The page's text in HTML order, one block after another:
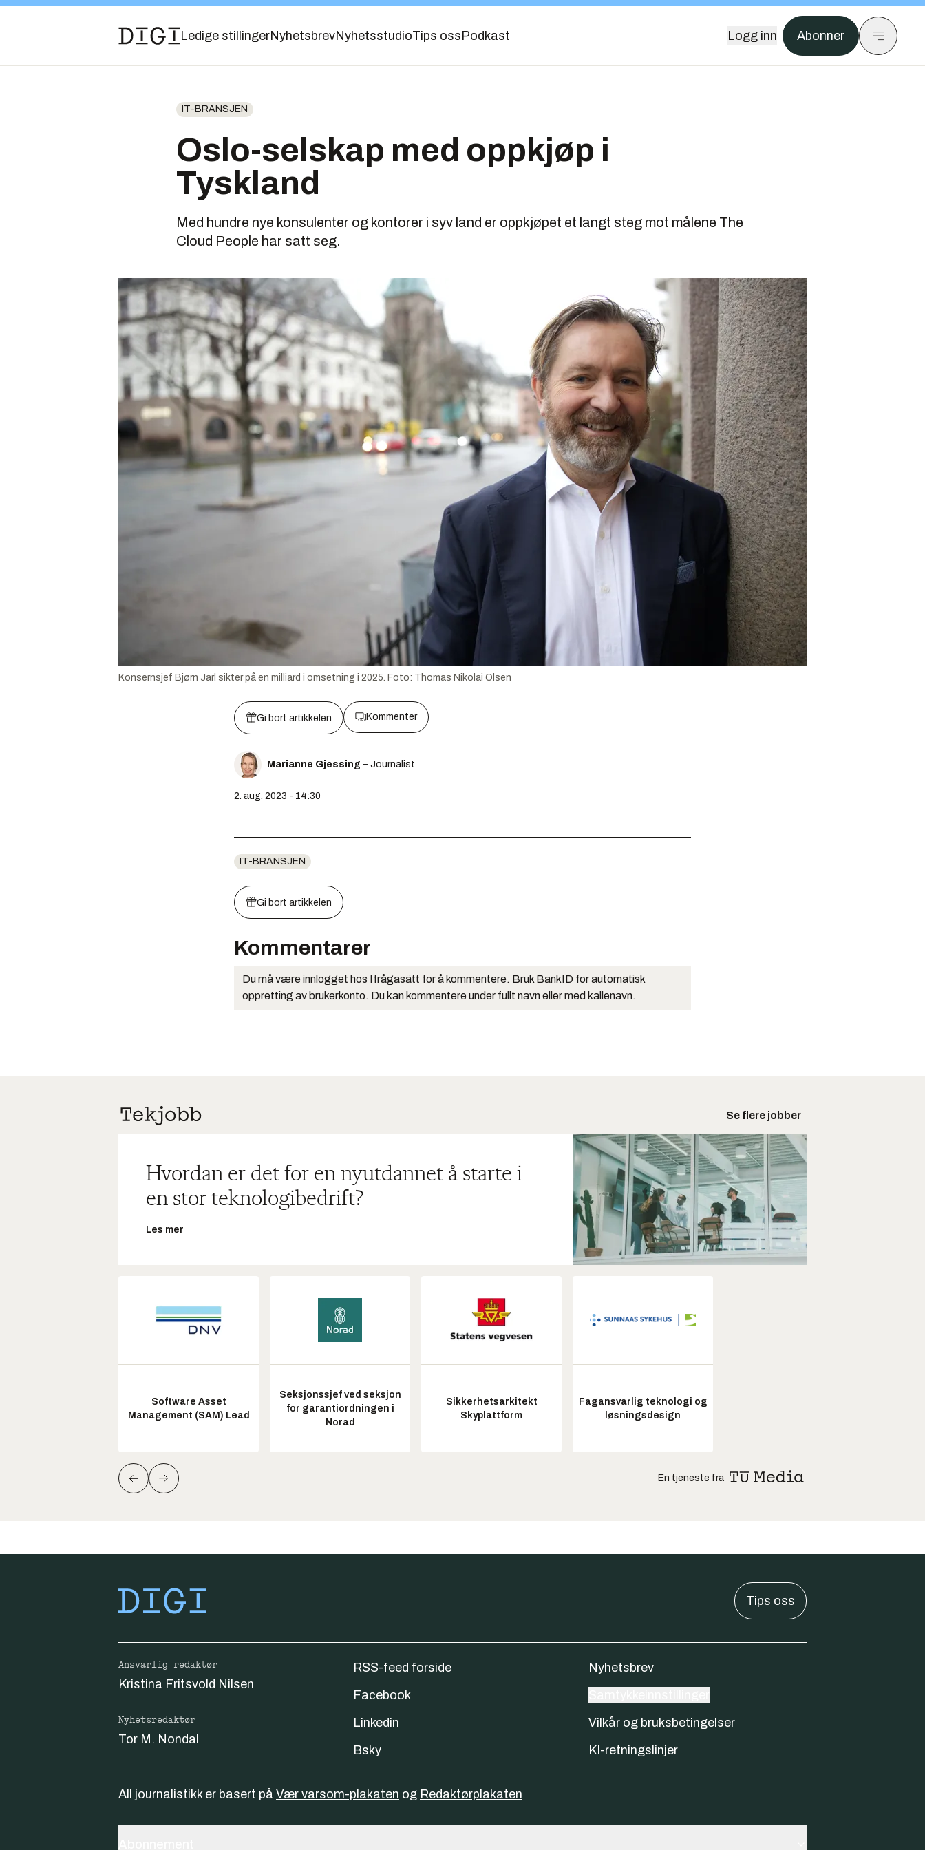
Ledige stillingerNyhetsbrevNyhetsstudioTips oss Podkast Logg inn Abonner
IT-BRANSJEN
Oslo-selskap med oppkjøp i
Tyskland
Med hundre nye konsulenter og kontorer i syv land er oppkjøpet et langt steg mot målene The
Cloud People har satt seg.
Konsernsjef Bjørn Jarl sikter på en milliard i omsetning i 2025. Foto: Thomas Nikolai Olsen
Gi bort artikkelen Kommenter
Marianne Gjessing – Journalist
2. aug. 2023 - 14:30
IT-BRANSJEN
Gi bort artikkelen
Kommentarer
Du må være innlogget hos Ifrågasätt for å kommentere. Bruk BankID for automatisk
oppretting av brukerkonto. Du kan kommentere under fullt navn eller med kallenavn.
Se flere jobber
Hvordan er det for en nyutdannet å starte i
en stor teknologibedrift?
Les mer
Software Asset
Management (SAM) Lead
Seksjonssjef ved seksjon
for garantiordningen i
Norad
Sikkerhetsarkitekt
Skyplattform
Fagansvarlig teknologi og
løsningsdesign
En tjeneste fra
Tips oss
Ansvarlig redaktør
Kristina Fritsvold Nilsen
Nyhetsredaktør
Tor M. Nondal
RSS-feed forside
Facebook
Linkedin
Bsky
Nyhetsbrev
Vilkår og bruksbetingelser
KI-retningslinjer
All journalistikk er basert på Vær varsom-plakaten og Redaktørplakaten